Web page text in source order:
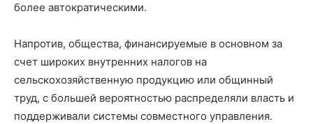
более автократическими.
Напротив, общества, финансируемые в основном за
счет широких внутренних налогов на
сельскохозяйственную продукцию или общинный
труд, с большей вероятностью распределяли власть и
поддерживали системы совместного управления.